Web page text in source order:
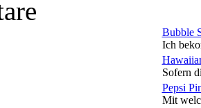
Bubble
Ich
Sofern
Pepsi
Mit